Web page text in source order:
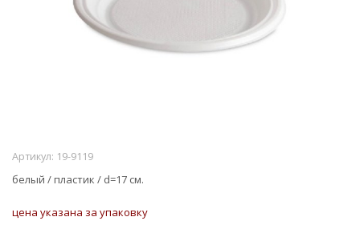
Артикул: 19-9119
белый / пластик / d=17 см.
цена указана за упаковку